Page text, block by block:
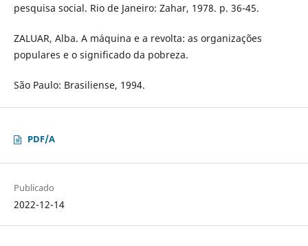
pesquisa social. Rio de Janeiro: Zahar, 1978. p. 36-45.
ZALUAR, Alba. A máquina e a revolta: as organizações
populares e o significado da pobreza.
São Paulo: Brasiliense, 1994.
PDF/A
Publicado
2022-12-14